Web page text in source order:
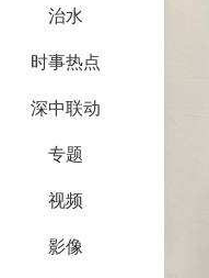
治水
时事热点
深中联动
专题
视频
影像